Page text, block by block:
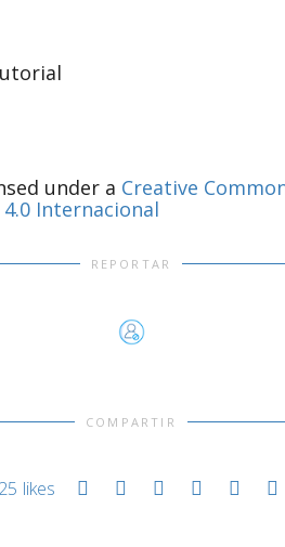
under a Creative
Internacional
REPORTAR
COMPARTIR
25 likes